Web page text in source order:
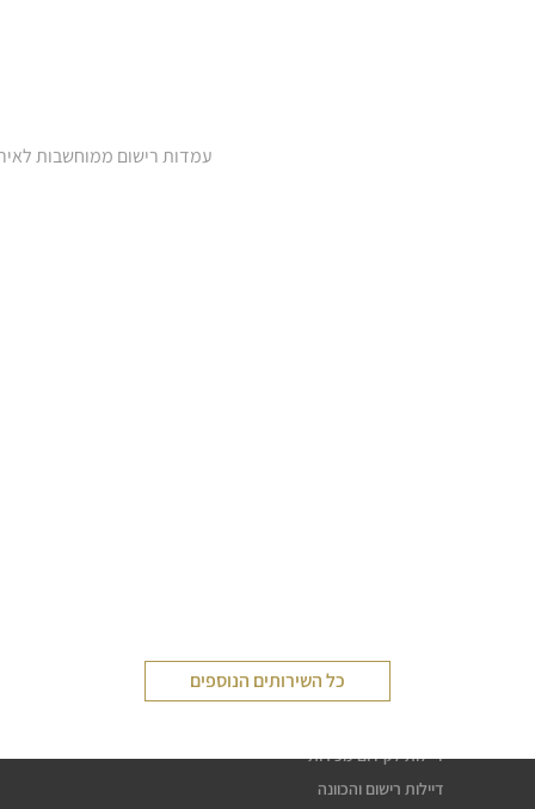
עמדות רישום ממוחשבות
כל השירותים הנוספים
דיילות לקידום מכירות
דיילות רישום והכוונה